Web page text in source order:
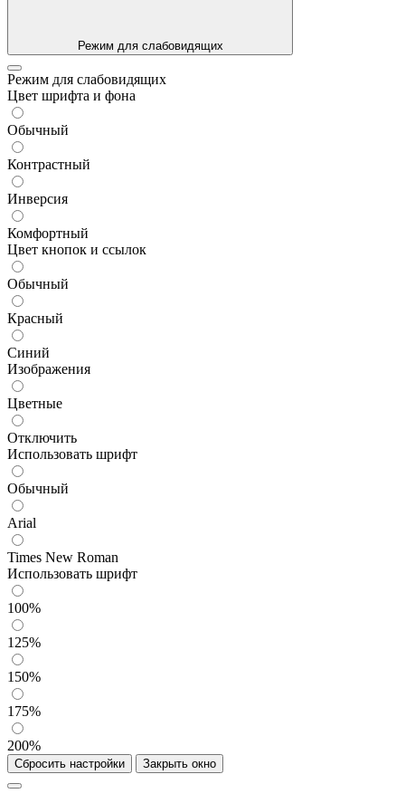
Режим для слабовидящих
Режим для слабовидящих
Цвет шрифта и фона
Обычный
Контрастный
Инверсия
Комфортный
Цвет кнопок и ссылок
Обычный
Красный
Синий
Изображения
Цветные
Отключить
Использовать шрифт
Обычный
Arial
Times New Roman
Использовать шрифт
100%
125%
150%
175%
200%
Сбросить настройки Закрыть окно